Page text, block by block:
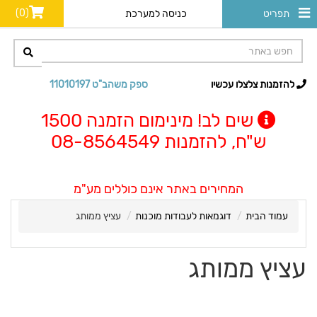
תפריט כניסה למערכת (0)
ספק משהב"ט 11010197 להזמנות צלצלו עכשיו
שים לב! מינימום הזמנה 1500
ש"ח, להזמנות 08-8564549
המחירים באתר אינם כוללים מע"מ
עמוד הבית דוגמאות לעבודות מוכנות עציץ ממותג
עציץ ממותג